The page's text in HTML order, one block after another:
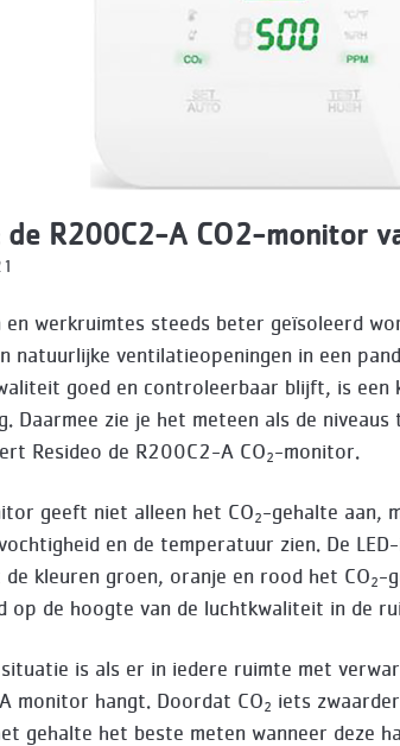
de R200C2-A CO2-monitor
en werkruimtes steeds beter geïsoleerd
natuurlijke ventilatieopeningen in een
goed en controleerbaar blijft, is
Daarmee zie je het meteen als de
Resideo de R200C2-A CO2-monitor.
geeft niet alleen het CO2-gehalte aan,
en de temperatuur zien. De
kleuren groen, oranje en rood het CO2-
op de hoogte van de luchtkwaliteit in de
is als er in iedere ruimte met
monitor hangt. Doordat CO2 iets
gehalte het beste meten wanneer deze